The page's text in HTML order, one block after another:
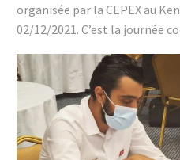
organisée par la CEPEX au
02/12/2021. C’est la journée